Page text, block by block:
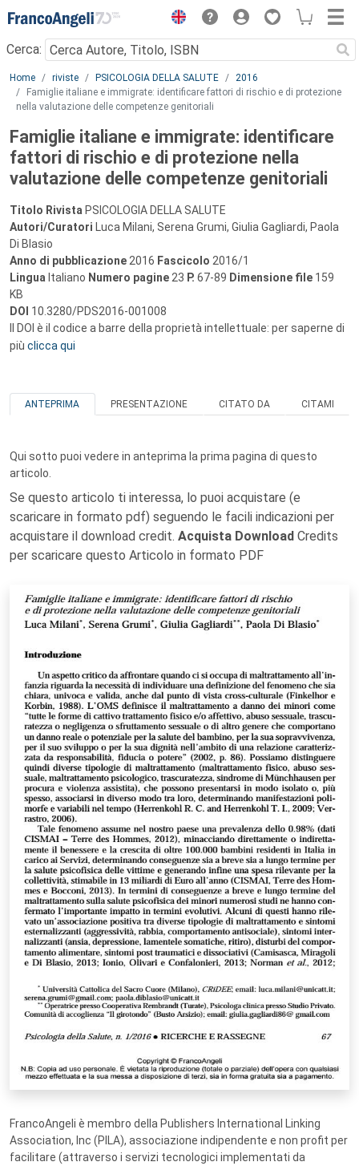
Menu
Cerca:
Main content
Home riviste PSICOLOGIA DELLA SALUTE
2016
Famiglie italiane e immigrate: identificare fattori di rischio e di protezione
nella valutazione delle competenze genitoriali
Famiglie italiane e immigrate: identificare
fattori di rischio e di protezione nella
valutazione delle competenze genitoriali
Titolo Rivista PSICOLOGIA DELLA SALUTE
Autori/Curatori Luca Milani, Serena Grumi, Giulia Gagliardi, Paola
Di Blasio
Anno di pubblicazione 2016 Fascicolo 2016/1
Lingua Italiano Numero pagine 23 P. 67-89 Dimensione file 159
KB
DOI 10.3280/PDS2016-001008
Il DOI è il codice a barre della proprietà intellettuale: per saperne di
più clicca qui
ANTEPRIMA PRESENTAZIONE CITATO DA CITAMI
Qui sotto puoi vedere in anteprima la prima pagina di questo
articolo.
Se questo articolo ti interessa, lo puoi acquistare (e
scaricare in formato pdf) seguendo le facili indicazioni per
acquistare il download credit. Acquista Download Credits
per scaricare questo Articolo in formato PDF
FrancoAngeli è membro della Publishers International Linking
Association, Inc (PILA), associazione indipendente e non profit per
facilitare (attraverso i servizi tecnologici implementati da